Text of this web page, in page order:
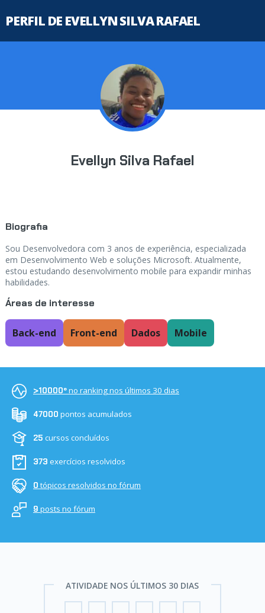
PERFIL DE EVELLYN SILVA RAFAEL
Evellyn Silva Rafael
Biografia
Sou Desenvolvedora com 3 anos de experiência, especializada
em Desenvolvimento Web e soluções Microsoft. Atualmente,
estou estudando desenvolvimento mobile para expandir minhas
habilidades.
Áreas de interesse
Back-end Front-end Dados Mobile
>10000ºno ranking nos últimos 30 dias
47000 pontos acumulados
25 cursos concluídos
373 exercícios resolvidos
0 tópicos resolvidos no fórum
9 posts no fórum
ATIVIDADE NOS ÚLTIMOS 30 DIAS